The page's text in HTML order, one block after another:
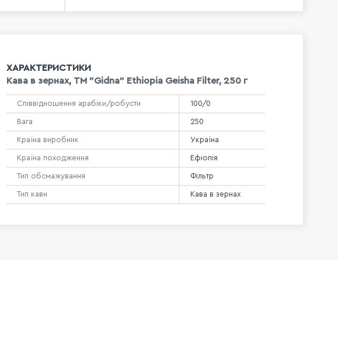
ХАРАКТЕРИСТИКИ
Кава в зeрнах, TM "Gidna" Ethiopia Geisha Filter, 250 г
Співвідношення арабіки/робусти 100/0
Вага 250
Країна виробник Україна
Країна походження Ефіопія
Тип обсмажування Фільтр
Тип кави Кава в зернах